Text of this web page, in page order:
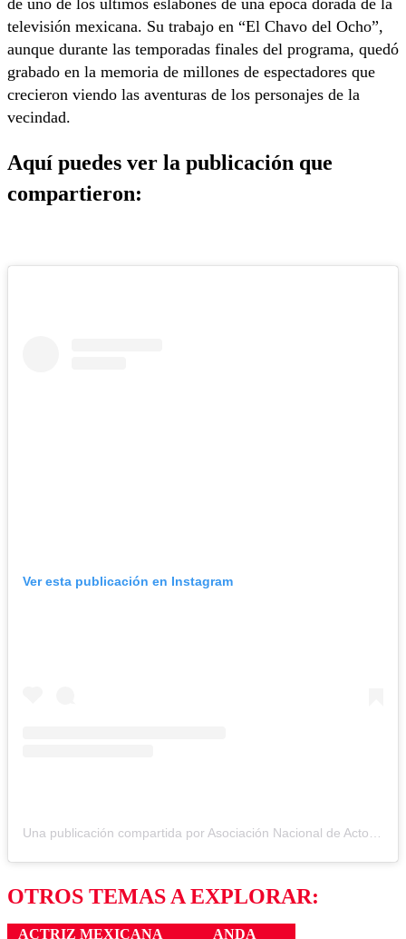
televisión mexicana. Su trabajo en “El Chavo del Ocho”,
aunque durante las temporadas finales del programa, quedó
grabado en la memoria de millones de espectadores que
crecieron viendo las aventuras de los personajes de la
vecindad.
Aquí puedes ver la publicación que
compartieron:
Ver esta publicación en Instagram
Una publicación compartida por Asociación Nacional de Actores (@andactores)
OTROS TEMAS A EXPLORAR:
ACTRIZ MEXICANA
ANDA